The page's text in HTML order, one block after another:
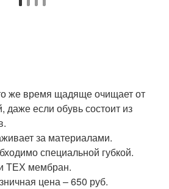
же время щадяще очищает от
даже если обувь состоит из
за материалами.
специальной губкой.
ТЕХ мембран.
цена – 650 руб.